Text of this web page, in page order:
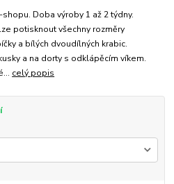
Doba výroby 1 až 2 týdny.
potisknout všechny rozměry
a bílých dvoudílných krabic.
a na dorty s odklápěcím víkem.
celý popis